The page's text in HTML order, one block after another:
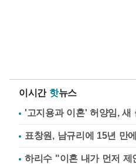
이시간 핫뉴스
'고지용과 이혼' 허양임, 새
표창원, 남규리에 15년 만
하리수 "이혼 내가 먼저